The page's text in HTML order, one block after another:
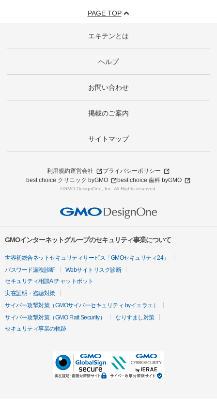
PAGE TOP
エキテンとは
ヘルプ
お問い合わせ
掲載のご案内
サイトマップ
利用規約運営会社
プライバシーポリシー
best choice クリニック byGMO
best choice 歯科 byGMO
©GMO DesignOne, Inc. All Rights reserved.
GMOインターネットグループのセキュリティ事業について
世界初総合ネットセキュリティサービス「GMOセキュリティ24」
パスワード漏洩診断
Webサイトリスク診断
セキュリティ相談AIチャットボット
実在証明・盗聴対策
サイバー攻撃対策（GMOサイバーセキュリティ byイエラエ）
サイバー攻撃対策（GMO Flatt Security）
なりすまし対策
セキュリティ事業の軌跡